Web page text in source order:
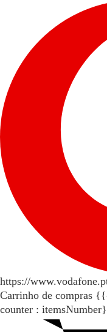
https://
Carrinho de compras
counter :